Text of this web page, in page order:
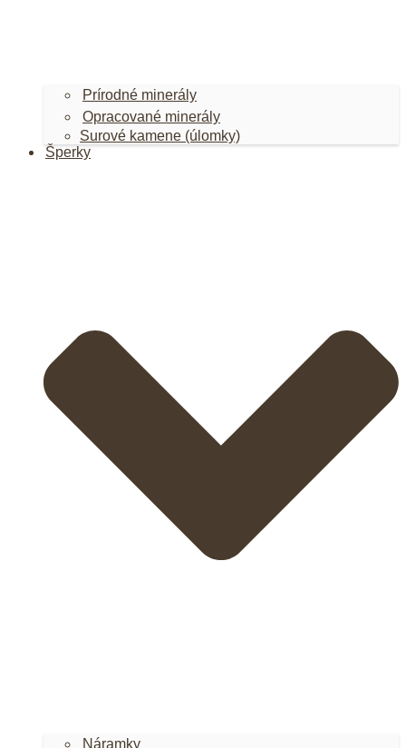
Prírodné minerály
Opracované minerály
Surové kamene (úlomky)
Šperky
Náramky